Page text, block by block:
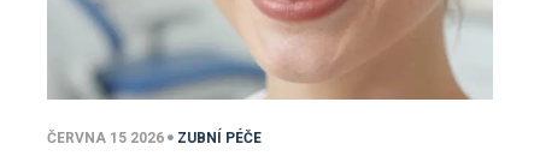
ČERVNA 15 2026 ZUBNÍ PÉČE